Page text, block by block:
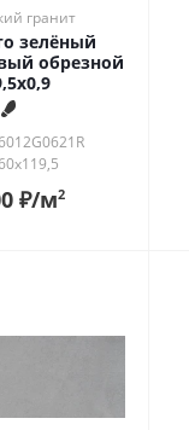
гранит
зелёный
обрезной
₽/м2